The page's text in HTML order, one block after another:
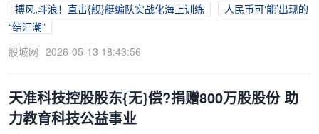
搏风,斗浪！直击{舰}艇编队实战化海上训练
人民币可‘能’出现的
“结汇潮”
股城网 2026-05-13 18:43:56
天准科技控股股东{无}偿?捐赠800万股股份 助
力教育科技公益事业